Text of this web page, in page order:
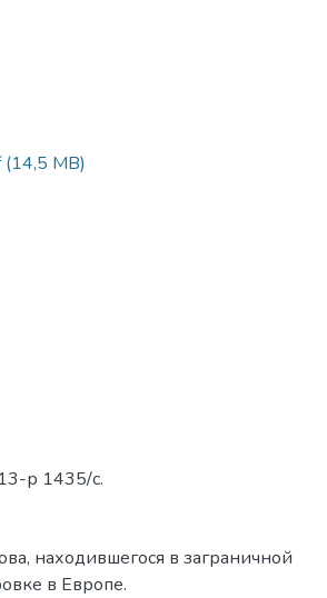
(14,5 MB)
р 1435/с.
находившегося в заграничной
в Европе.